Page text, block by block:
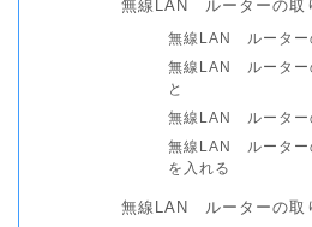
無線LAN ルーターの取
無線LAN ルーター
無線LAN ルーター
と
無線LAN ルータ
無線LAN ルーター
を入れる
無線LAN ルーターの取